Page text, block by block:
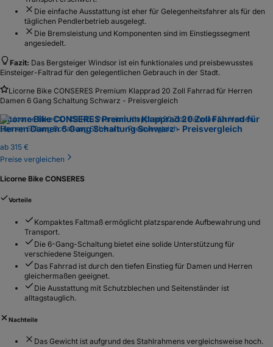
Die einfache Ausstattung ist eher für Gelegenheitsfahrer als für den
täglichen Pendlerbetrieb ausgelegt.
Die Bremsleistung und Komponenten sind im Einstiegssegment
angesiedelt.
Fazit: Das Bergsteiger Windsor ist ein funktionales und preisbewusstes
Einsteiger-Faltrad für den gelegentlichen Gebrauch in der Stadt.
Licorne Bike CONSERES Premium Klapprad 20 Zoll Fahrrad für Herren
Damen 6 Gang Schaltung Schwarz - Preisvergleich
Licorne Bike CONSERES Premium Klapprad 20 Zoll Fahrrad für
Herren Damen 6 Gang Schaltung Schwarz - Preisvergleich
ab 315 €
Preise vergleichen
Licorne Bike CONSERES
Vorteile
Kompaktes Faltmaß ermöglicht platzsparende Aufbewahrung und
Transport.
Die 6-Gang-Schaltung bietet eine solide Unterstützung für
verschiedene Steigungen.
Das Fahrrad ist durch den tiefen Einstieg für Damen und Herren
gleichermaßen geeignet.
Die Ausstattung mit Schutzblechen und Seitenständer ist
alltagstauglich.
Nachteile
Das Gewicht ist aufgrund des Stahlrahmens vergleichsweise hoch.